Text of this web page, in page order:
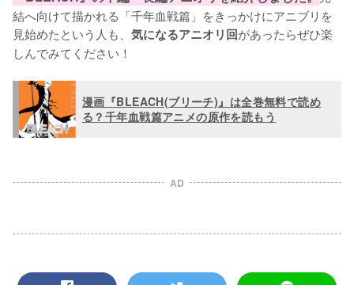
結へ向けて描かれる「千年血戦篇」をきっかけにアニブリを
見始めたという人も、 気になるアニオリ回があったらぜひ楽
しんでみてください！
漫画『BLEACH(ブリーチ)』は全巻無料で読め
る？千年血戦篇アニメの原作を読もう
AD